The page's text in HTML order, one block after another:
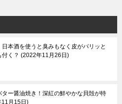
本酒を使うと臭みもなく皮がパリッと
く？
2022年11月26日
ター醤油焼き！深紅の鮮やかな貝殻が特
月15日